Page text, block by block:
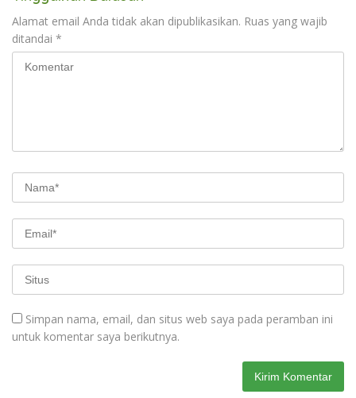
Alamat email Anda tidak akan dipublikasikan. Ruas yang wajib
ditandai *
Simpan nama, email, dan situs web saya pada peramban ini
untuk komentar saya berikutnya.